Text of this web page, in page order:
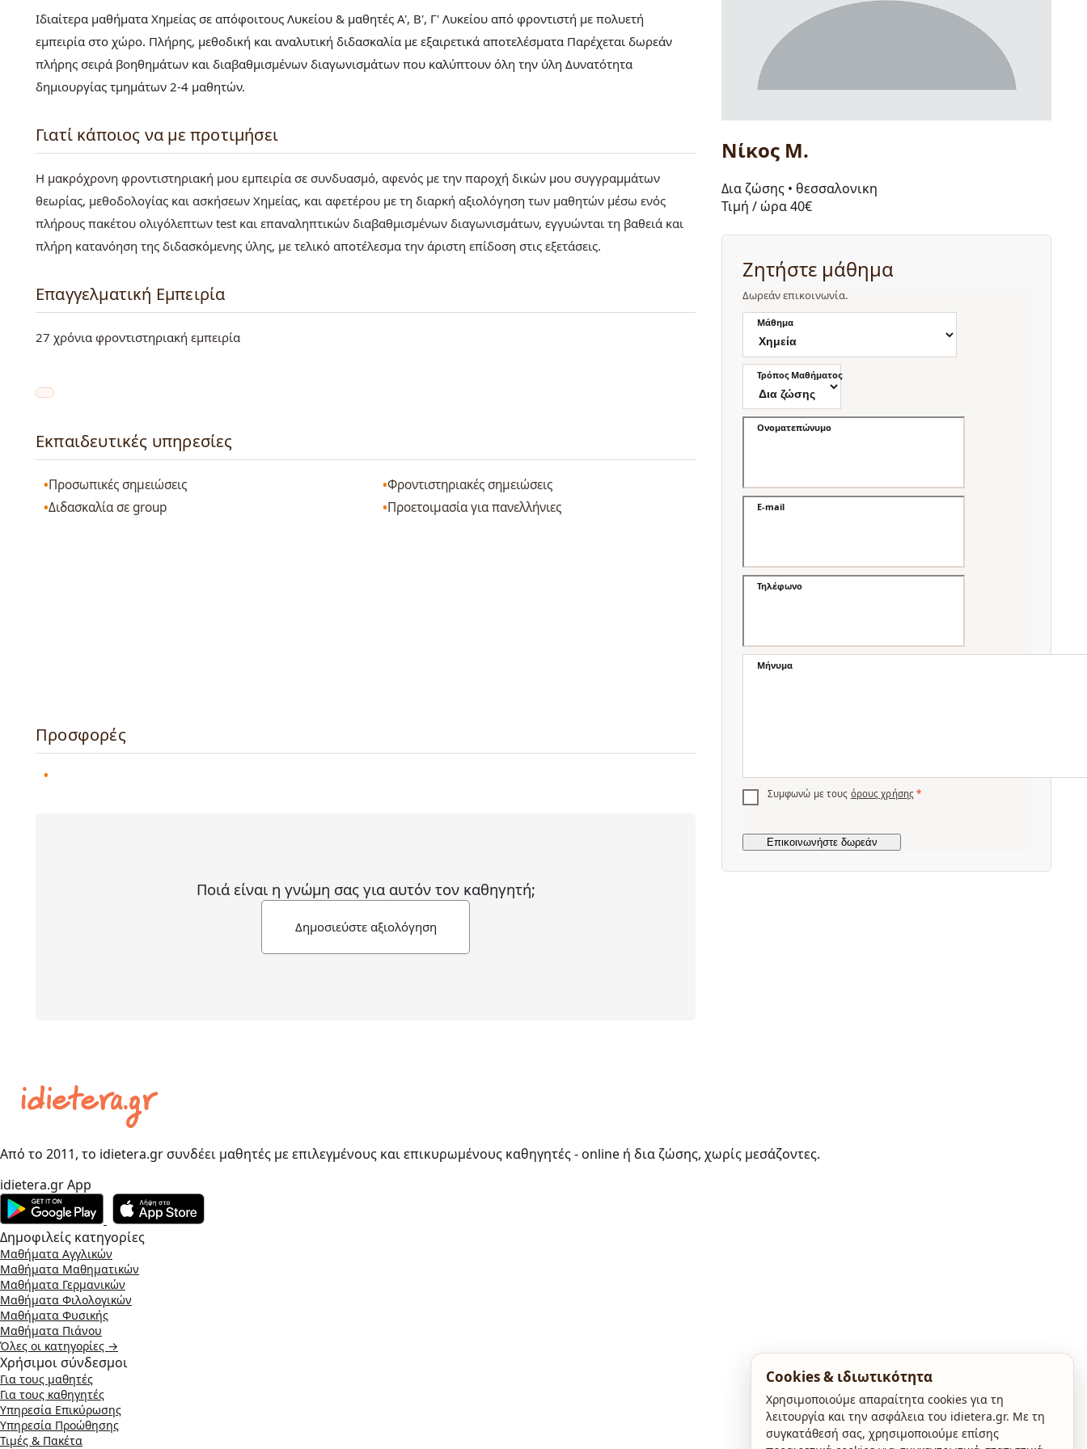
Ιδιαίτερα μαθήματα Χημείας σε απόφοιτους Λυκείου & μαθητές Α', Β', Γ' Λυκείου από φροντιστή με πολυετή
εμπειρία στο χώρο. Πλήρης, μεθοδική και αναλυτική διδασκαλία με εξαιρετικά αποτελέσματα Παρέχεται δωρεάν
πλήρης σειρά βοηθημάτων και διαβαθμισμένων διαγωνισμάτων που καλύπτουν όλη την ύλη Δυνατότητα
δημιουργίας τμημάτων 2-4 μαθητών.
Γιατί κάποιος να με προτιμήσει
Η μακρόχρονη φροντιστηριακή μου εμπειρία σε συνδυασμό, αφενός με την παροχή δικών μου συγγραμμάτων
θεωρίας, μεθοδολογίας και ασκήσεων Χημείας, και αφετέρου με τη διαρκή αξιολόγηση των μαθητών μέσω ενός
πλήρους πακέτου ολιγόλεπτων test και επαναληπτικών διαβαθμισμένων διαγωνισμάτων, εγγυώνται τη βαθειά και
πλήρη κατανόηση της διδασκόμενης ύλης, με τελικό αποτέλεσμα την άριστη επίδοση στις εξετάσεις.
Επαγγελματική Εμπειρία
27 χρόνια φροντιστηριακή εμπειρία
Εκπαιδευτικές υπηρεσίες
Προσωπικές σημειώσεις
Φροντιστηριακές σημειώσεις
Διδασκαλία σε group
Προετοιμασία για πανελλήνιες
Προσφορές
Ποιά είναι η γνώμη σας για αυτόν τον καθηγητή;
Δημοσιεύστε αξιολόγηση
Νίκος Μ.
Δια ζώσης • θεσσαλονικη
Τιμή / ώρα40€
Ζητήστε μάθημα
Δωρεάν επικοινωνία.
Μάθημα
Τρόπος Μαθήματος
Ονοματεπώνυμο
E-mail
Τηλέφωνο
Μήνυμα
Συμφωνώ με τους όρους χρήσης *
Από το 2011, το idietera.gr συνδέει μαθητές με επιλεγμένους και επικυρωμένους καθηγητές - online ή δια ζώσης, χωρίς μεσάζοντες.
idietera.gr App
Δημοφιλείς κατηγορίες
Μαθήματα Αγγλικών
Μαθήματα Μαθηματικών
Μαθήματα Γερμανικών
Μαθήματα Φιλολογικών
Μαθήματα Φυσικής
Μαθήματα Πιάνου
Όλες οι κατηγορίες →
Χρήσιμοι σύνδεσμοι
Για τους μαθητές
Για τους καθηγητές
Υπηρεσία Επικύρωσης
Υπηρεσία Προώθησης
Τιμές & Πακέτα
Cookies & ιδιωτικότητα
Χρησιμοποιούμε απαραίτητα cookies για τη
λειτουργία και την ασφάλεια του idietera.gr. Με τη
συγκατάθεσή σας, χρησιμοποιούμε επίσης